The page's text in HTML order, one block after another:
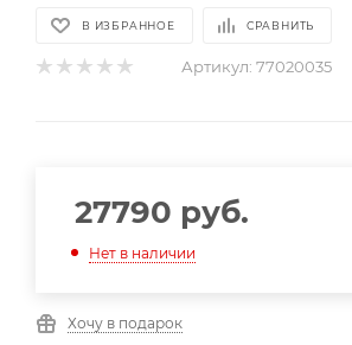
В ИЗБРАННОЕ СРАВНИТЬ
Артикул: 77020035
27790 руб.
Нет в наличии
Хочу в подарок